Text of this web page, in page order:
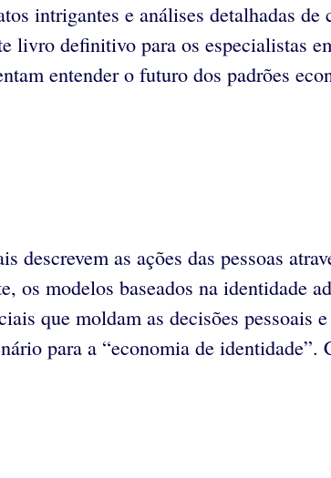
intrigantes e análises detalhadas
livro definitivo para os especialistas
entender o futuro dos padrões
descrevem as ações das pessoas
os modelos baseados na identidade
que moldam as decisões
para a “economia de identidade”.